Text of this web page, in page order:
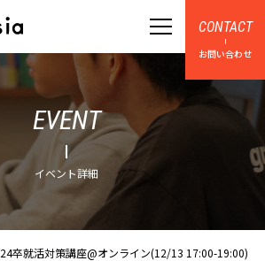
CONTACT
お問い合わせ
EVENT
イベント詳細
24卒就活対策講座@オンライン(12/13 17:00-19:00)